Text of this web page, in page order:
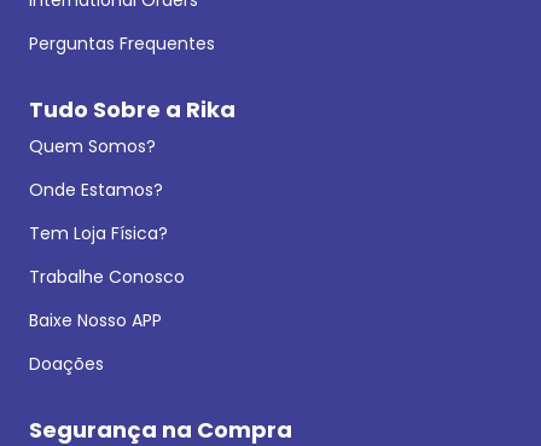
Perguntas Frequentes
Tudo Sobre a Rika
Quem Somos?
Onde Estamos?
Tem Loja Física?
Trabalhe Conosco
Baixe Nosso APP
Doações
Segurança na Compra